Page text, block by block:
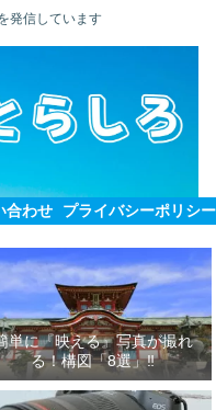
発信しています
合わせ プライバシーポリシー
単に『映える』写真が撮れ
る！構図「8選」‼